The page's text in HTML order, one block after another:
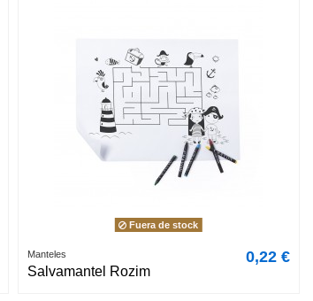
Fuera de stock
Manteles
Salvamantel Rozim
0,22 €